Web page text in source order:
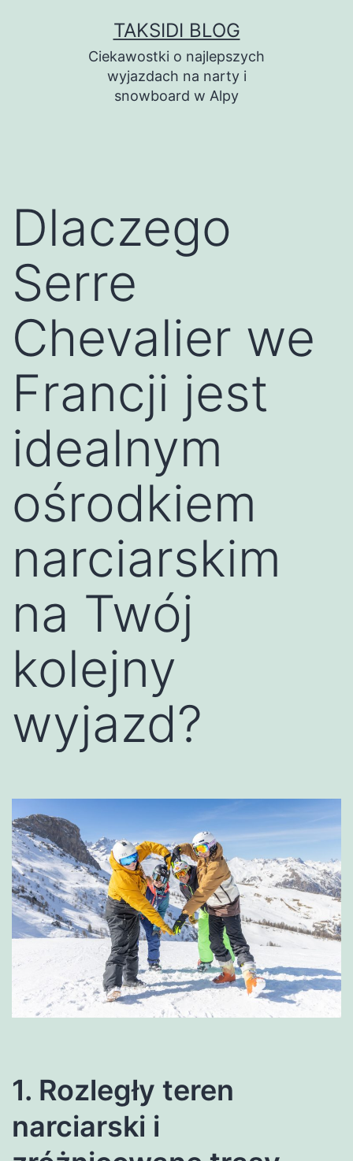
TAKSIDI BLOG
Ciekawostki o najlepszych
wyjazdach na narty i
snowboard w Alpy
Dlaczego
Serre
Chevalier we
Francji jest
idealnym
ośrodkiem
narciarskim
na Twój
kolejny
wyjazd?
1. Rozległy teren
narciarski i